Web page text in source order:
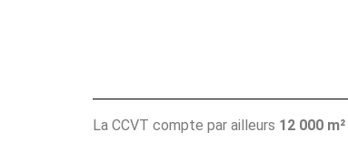
La CCVT compte par ailleurs 12 000 m²